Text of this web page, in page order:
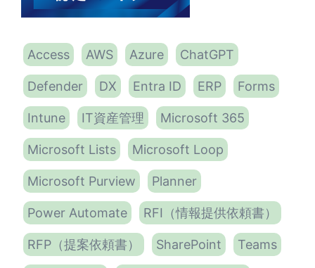
Access AWS Azure ChatGPT
Defender DX Entra ID ERP Forms
Intune IT資産管理 Microsoft 365
Microsoft Lists Microsoft Loop
Microsoft Purview Planner
Power Automate RFI（情報提供依頼書）
RFP（提案依頼書） SharePoint Teams